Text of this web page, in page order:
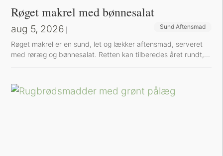
Røget makrel med bønnesalat
aug 5, 2026 Sund Aftensmad
Røget makrel er en sund, let og lækker aftensmad, serveret
med røræg og bønnesalat. Retten kan tilberedes året rundt,...